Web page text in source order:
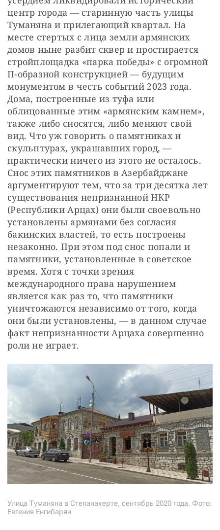
центр города — старинную часть улицы
Туманяна и прилегающий квартал. На
месте стертых с лица земли армянских
домов ныне разбит сквер и простирается
стройплощадка «парка победы» с огромной
П-образной конструкцией — будущим
монументом в честь событий 2023 года.
Дома, построенные из туфа или
облицованные этим «армянским камнем»,
также либо сносятся, либо меняют свой
вид. Что уж говорить о памятниках и
скульптурах, украшавших город, —
практически ничего из этого не осталось.
Снос этих памятников в Азербайджане
аргументируют тем, что за три десятка лет
существования непризнанной НКР
(Республики Арцах) они были своевольно
установлены армянами без согласия
бакинских властей, то есть построены
незаконно. При этом под снос попали и
памятники, установленные в советское
время. Хотя с точки зрения
международного права нарушением
является как раз то, что памятники
уничтожаются независимо от того, когда
они были установлены, — в данном случае
факт непризнанности Арцаха совершенно
роли не играет.
Улица Туманяна в Степанакерте, сентябрь 2020 года. Фото:
Евгения Енгибарян